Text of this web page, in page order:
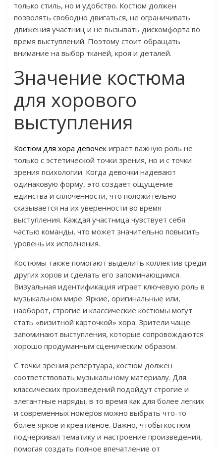
только стиль, но и удобство. Костюм должен
позволять свободно двигаться, не ограничивать
движения участниц и не вызывать дискомфорта во
время выступлений. Поэтому стоит обращать
внимание на выбор тканей, кроя и деталей.
Значение костюма
для хорового
выступления
Костюм для хора девочек играет важную роль не
только с эстетической точки зрения, но и с точки
зрения психологии. Когда девочки надевают
одинаковую форму, это создает ощущение
единства и сплоченности, что положительно
сказывается на их уверенности во время
выступления. Каждая участница чувствует себя
частью команды, что может значительно повысить
уровень их исполнения.
Костюмы также помогают выделить коллектив среди
других хоров и сделать его запоминающимся.
Визуальная идентификация играет ключевую роль в
музыкальном мире. Яркие, оригинальные или,
наоборот, строгие и классические костюмы могут
стать «визитной карточкой» хора. Зрители чаще
запоминают выступления, которые сопровождаются
хорошо продуманным сценическим образом.
С точки зрения репертуара, костюм должен
соответствовать музыкальному материалу. Для
классических произведений подойдут строгие и
элегантные наряды, в то время как для более легких
и современных номеров можно выбрать что-то
более яркое и креативное. Важно, чтобы костюм
подчеркивал тематику и настроение произведения,
помогая создать полное впечатление от